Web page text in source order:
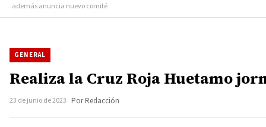
además anuncia nuevo comité
GENERAL
Realiza la Cruz Roja Huetamo
23 de junio de 2023 Por Redacción